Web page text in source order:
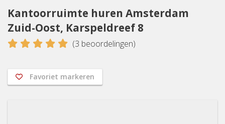
Kantoorruimte huren Amsterdam
Zuid-Oost, Karspeldreef 8
5 (3 beoordelingen)
Favoriet markeren